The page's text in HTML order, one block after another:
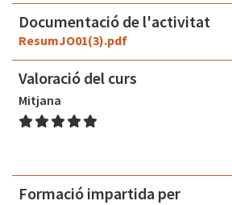
Documentació de l'activitat
ResumJO01(3).pdf
Valoració del curs
Mitjana
Formació impartida per